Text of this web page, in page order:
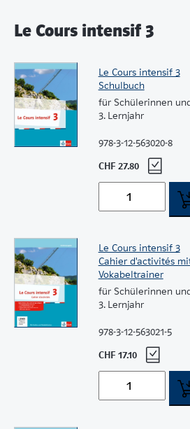
Le Cours intensif 3
Le Cours intensif 3
Schulbuch
für Schülerinnen
3. Lernjahr
978-3-12-563020-8
CHF 27.80
Le Cours intensif 3
Cahier d'activités
Vokabeltrainer
für Schülerinnen
3. Lernjahr
978-3-12-563021-5
CHF 17.10